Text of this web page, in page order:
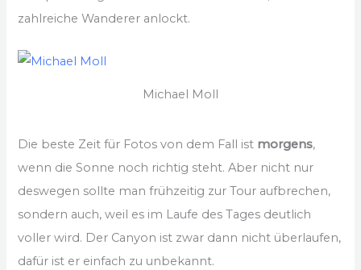
zahlreiche Wanderer anlockt.
Michael Moll
Die beste Zeit für Fotos von dem Fall ist morgens,
wenn die Sonne noch richtig steht. Aber nicht nur
deswegen sollte man frühzeitig zur Tour aufbrechen,
sondern auch, weil es im Laufe des Tages deutlich
voller wird. Der Canyon ist zwar dann nicht überlaufen,
dafür ist er einfach zu unbekannt.